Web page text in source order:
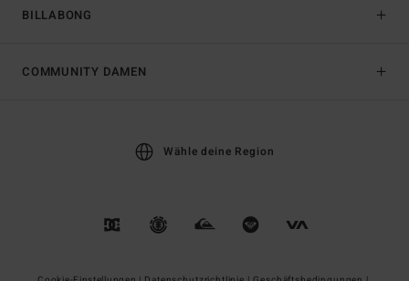
BILLABONG
COMMUNITY DAMEN
Wähle deine Region